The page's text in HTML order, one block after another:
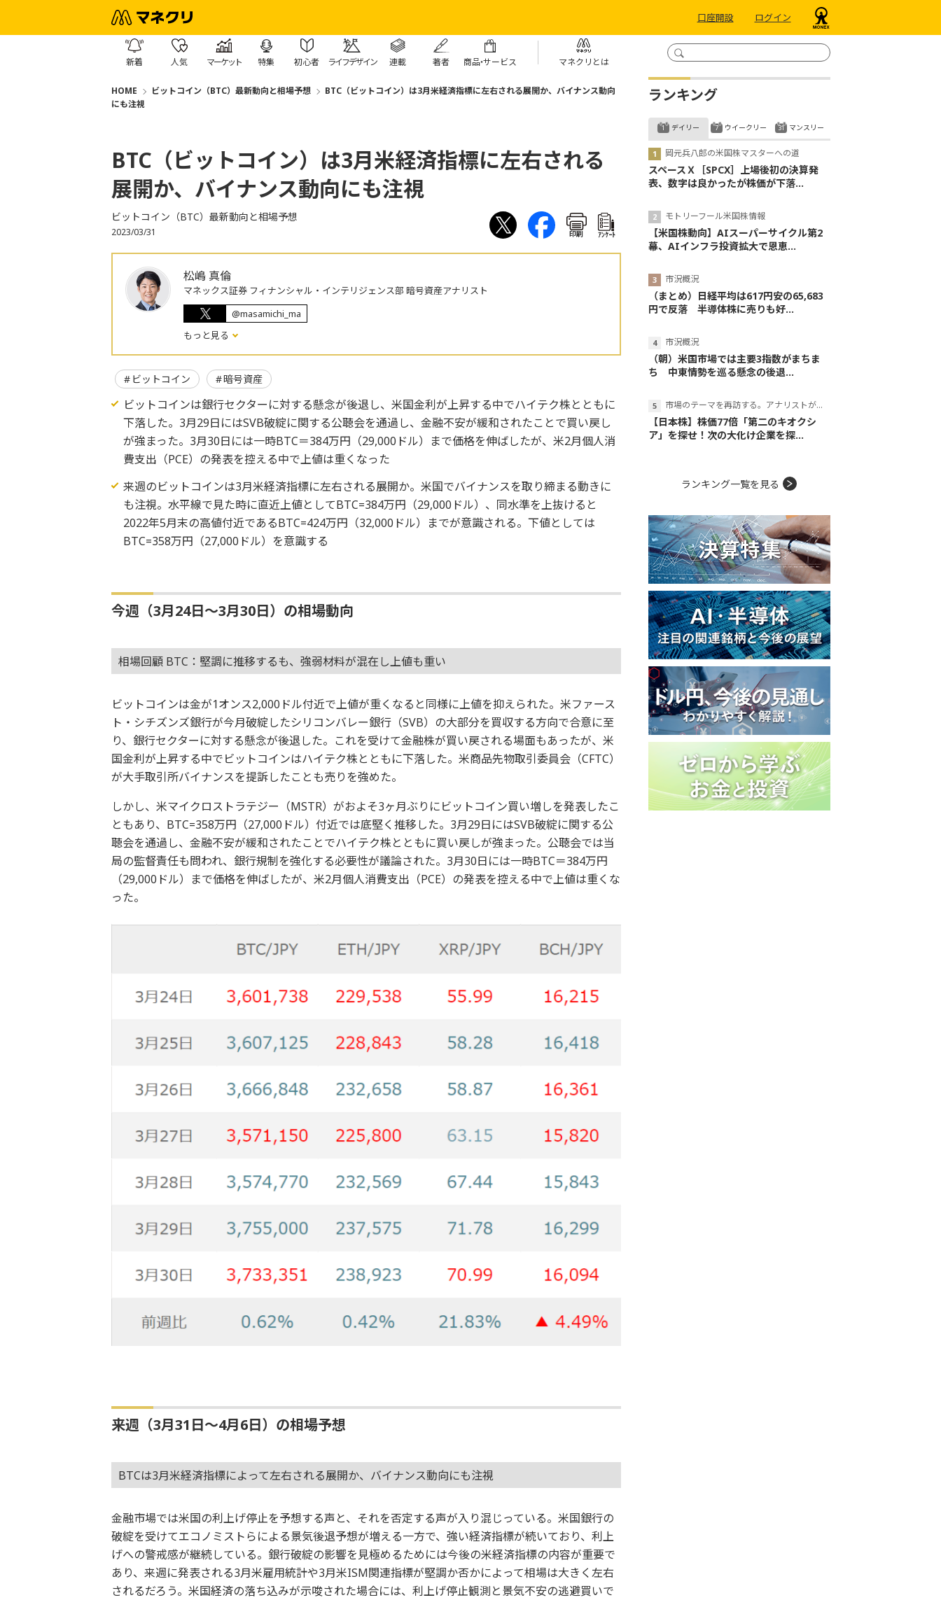
口座開設 ログイン
新着 人気 マーケット 特集 初心者 ライフデザイン 連載 著者 商品・サービス マネクリとは
HOME ビットコイン（BTC）最新動向と相場予想
BTC（ビットコイン）は3月米経済指標に左右される展開か、バイナンス動向
にも注視
BTC（ビットコイン）は3月米経済指標に左右される
展開か、バイナンス動向にも注視
ビットコイン（BTC）最新動向と相場予想
2023/03/31 印刷 ｱﾝｹｰﾄ
松嶋 真倫
マネックス証券 フィナンシャル・インテリジェンス部 暗号資産アナリスト
@masamichi_ma
もっと見る
ビットコイン 暗号資産
ビットコインは銀行セクターに対する懸念が後退し、米国金利が上昇する中でハイテク株とともに
下落した。3月29日にはSVB破綻に関する公聴会を通過し、金融不安が緩和されたことで買い戻し
が強まった。3月30日には一時BTC＝384万円（29,000ドル）まで価格を伸ばしたが、米2月個人消
費支出（PCE）の発表を控える中で上値は重くなった
来週のビットコインは3月米経済指標に左右される展開か。米国でバイナンスを取り締まる動きに
も注視。水平線で見た時に直近上値としてBTC=384万円（29,000ドル）、同水準を上抜けると
2022年5月末の高値付近であるBTC=424万円（32,000ドル）までが意識される。下値としては
BTC=358万円（27,000ドル）を意識する
今週（3月24日～3月30日）の相場動向
相場回顧 BTC：堅調に推移するも、強弱材料が混在し上値も重い
ビットコインは金が1オンス2,000ドル付近で上値が重くなると同様に上値を抑えられた。米ファース
ト・シチズンズ銀行が今月破綻したシリコンバレー銀行（SVB）の大部分を買収する方向で合意に至
り、銀行セクターに対する懸念が後退した。これを受けて金融株が買い戻される場面もあったが、米
国金利が上昇する中でビットコインはハイテク株とともに下落した。米商品先物取引委員会（CFTC）
が大手取引所バイナンスを提訴したことも売りを強めた。
しかし、米マイクロストラテジー（MSTR）がおよそ3ヶ月ぶりにビットコイン買い増しを発表したこ
ともあり、BTC=358万円（27,000ドル）付近では底堅く推移した。3月29日にはSVB破綻に関する公
聴会を通過し、金融不安が緩和されたことでハイテク株とともに買い戻しが強まった。公聴会では当
局の監督責任も問われ、銀行規制を強化する必要性が議論された。3月30日には一時BTC＝384万円
（29,000ドル）まで価格を伸ばしたが、米2月個人消費支出（PCE）の発表を控える中で上値は重くな
った。
来週（3月31日～4月6日）の相場予想
BTCは3月米経済指標によって左右される展開か、バイナンス動向にも注視
金融市場では米国の利上げ停止を予想する声と、それを否定する声が入り混じっている。米国銀行の
破綻を受けてエコノミストらによる景気後退予想が増える一方で、強い経済指標が続いており、利上
げへの警戒感が継続している。銀行破綻の影響を見極めるためには今後の米経済指標の内容が重要で
あり、来週に発表される3月米雇用統計や3月米ISM関連指標が堅調か否かによって相場は大きく左右
されるだろう。米国経済の落ち込みが示唆された場合には、利上げ停止観測と景気不安の逃避買いで
ランキング
デイリー
岡元兵八郎の米国株マスターへの道
スペースＸ［SPCX］上場後初の決算発
表、数字は良かったが株価が下落...
モトリーフール米国株情報
【米国株動向】AIスーパーサイクル第2
幕、AIインフラ投資拡大で恩恵...
市況概況
（まとめ）日経平均は617円安の65,683
円で反落 半導体株に売りも好...
市況概況
（朝）米国市場では主要3指数がまちま
ち 中東情勢を巡る懸念の後退...
市場のテーマを再訪する。アナリストが読み解くテーマの本質
【日本株】株価77倍「第二のキオクシ
ア」を探せ！次の大化け企業を探...
ウイークリー マンスリー
ランキング一覧を見る